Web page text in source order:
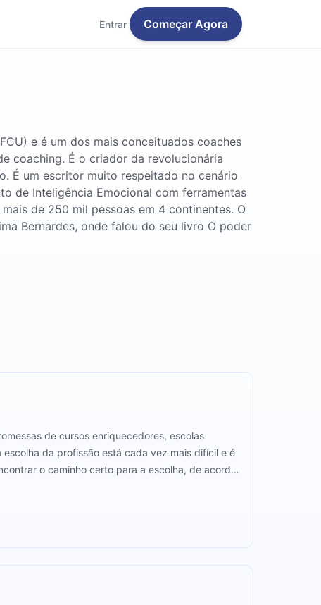
Entrar Começar Agora
e é um dos mais conceituados coaches
coaching. É o criador da revolucionária
É um escritor muito respeitado no cenário
de Inteligência Emocional com ferramentas
de 250 mil pessoas em 4 continentes. O
Bernardes, onde falou do seu livro O poder
de cursos enriquecedores, escolas
da profissão está cada vez mais difícil e é
o caminho certo para a escolha, de acordo